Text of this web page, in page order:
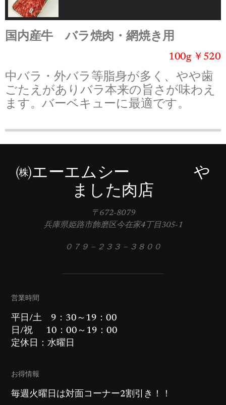
国内産牛 バラ焼肉・網焼き用
100g ￥520
中バラ・外バラ等脂身が多く、やや歯
ごたえがありバラ本来の旨さが味わえ
ます。バーベキューに最適です。
㈱エーエムシー や
ました肉店
〒672-8079
兵庫県姫路市飾磨区今在家4丁目305-1
０７９－２３３－３８００
営業時間
平日/土 9：30～19：00
日/祝 10：00～19：00
定休日：水曜日
お得情報
毎週火曜日は対面コーナー2割引き！！